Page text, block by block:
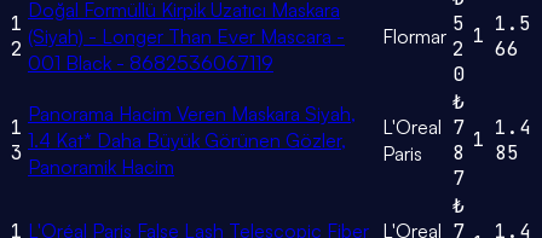
1
2
Doğal Formüllü Kirpik Uzatıcı Maskara
(Siyah) - Longer Than Ever Mascara -
001 Black - 8682536067119
Flormar 5
2
0
1 1.5
66
1
3
Panorama Hacim Veren Maskara Siyah,
1.4 Kat* Daha Büyük Görünen Gözler,
Panoramik Hacim
L'Oreal
Paris
₺
7
8
7
1 1.4
85
1 L'Oréal Paris False Lash Telescopic Fiber L'Oreal
₺
7
1.4